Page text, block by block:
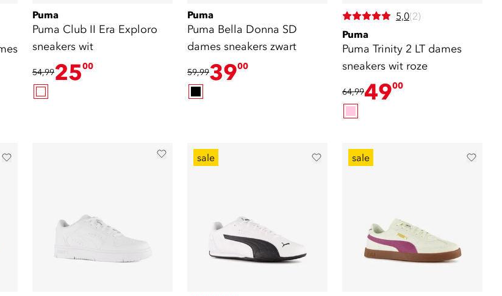
Puma
Puma Club II Era Exploro
sneakers wit
54,992500
Puma
Puma Bella Donna SD
dames sneakers zwart
59,993900
5,0(2)
Puma
Puma Trinity 2 LT dames
sneakers wit roze
64,994900
sale sale